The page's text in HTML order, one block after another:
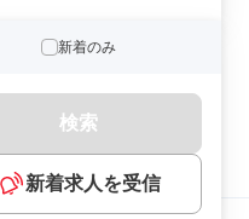
新着のみ
検索
新着求人を受信